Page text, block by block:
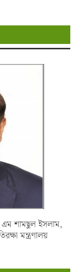
শামছুল ইসলাম,
মন্ত্রণালয়